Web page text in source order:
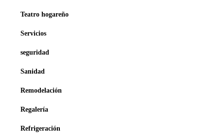
Teatro hogareño
Servicios
seguridad
Sanidad
Remodelación
Regalería
Refrigeración